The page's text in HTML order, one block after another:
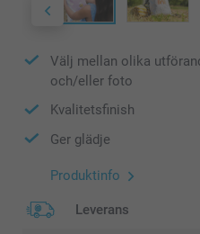
Välj mellan olika
och/eller foto
Kvalitetsfinish
Ger glädje
Produktinfo
Leverans